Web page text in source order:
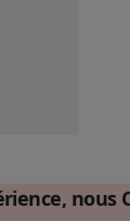
nous